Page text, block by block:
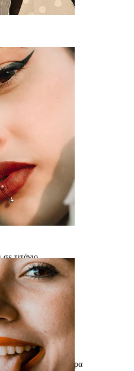
τιτάνιο
κρίκος κοιλιάς, Μπάρα